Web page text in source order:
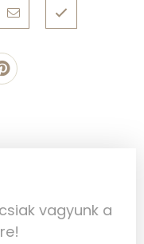
vagyunk a